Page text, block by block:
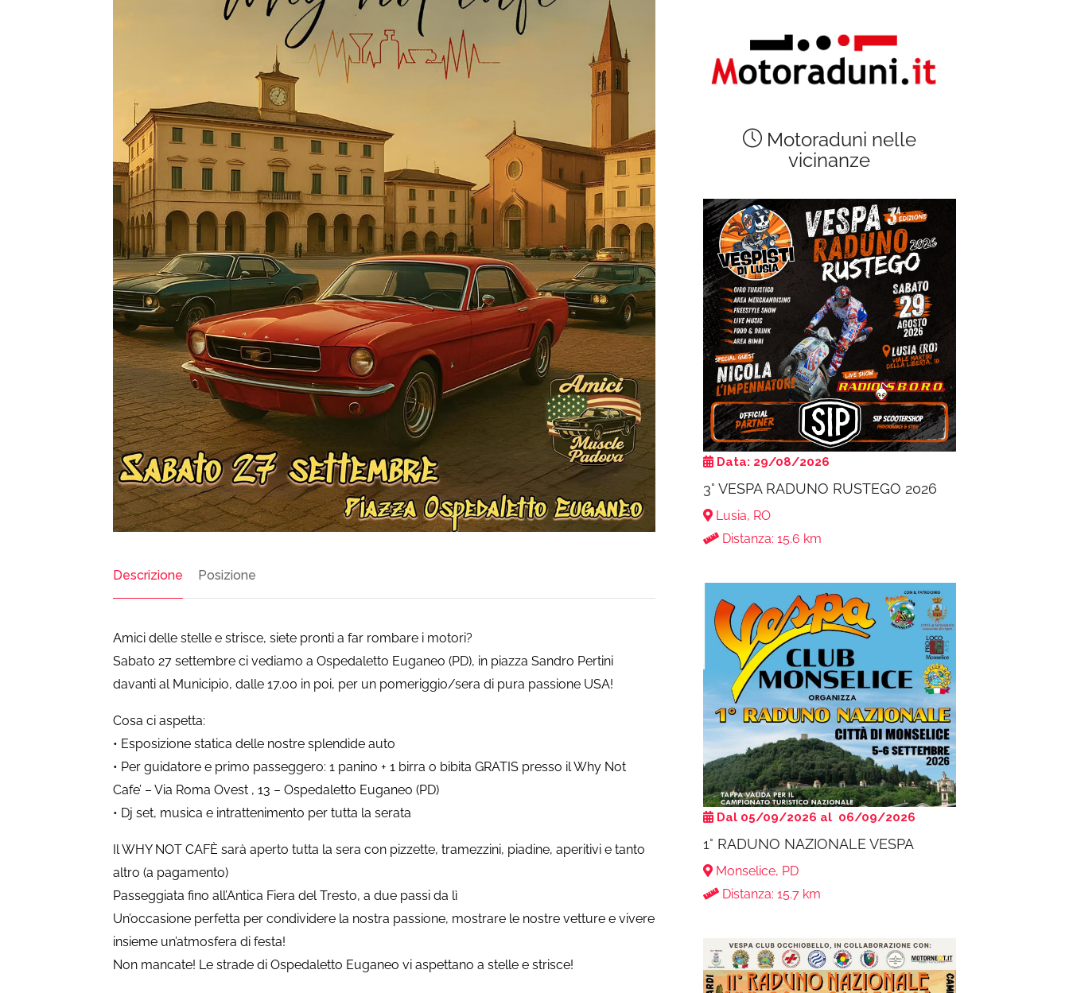
Descrizione Posizione
Amici delle stelle e strisce, siete pronti a far rombare i motori?
Sabato 27 settembre ci vediamo a Ospedaletto Euganeo (PD), in piazza Sandro Pertini
davanti al Municipio, dalle 17.00 in poi, per un pomeriggio/sera di pura passione USA!
Cosa ci aspetta:
• Esposizione statica delle nostre splendide auto
• Per guidatore e primo passeggero: 1 panino + 1 birra o bibita GRATIS presso il Why Not
Cafe’ – Via Roma Ovest , 13 – Ospedaletto Euganeo (PD)
• Dj set, musica e intrattenimento per tutta la serata
Il WHY NOT CAFÈ sarà aperto tutta la sera con pizzette, tramezzini, piadine, aperitivi e tanto
altro (a pagamento)
Passeggiata fino all’Antica Fiera del Tresto, a due passi da lì
Un’occasione perfetta per condividere la nostra passione, mostrare le nostre vetture e vivere
insieme un’atmosfera di festa!
Non mancate! Le strade di Ospedaletto Euganeo vi aspettano a stelle e strisce!
Motoraduni nelle
vicinanze
Data: 29/08/2026
3° VESPA RADUNO RUSTEGO 2026
Lusia, RO
Distanza: 15.6 km
Dal 05/09/2026 al 06/09/2026
1° RADUNO NAZIONALE VESPA
Monselice, PD
Distanza: 15.7 km